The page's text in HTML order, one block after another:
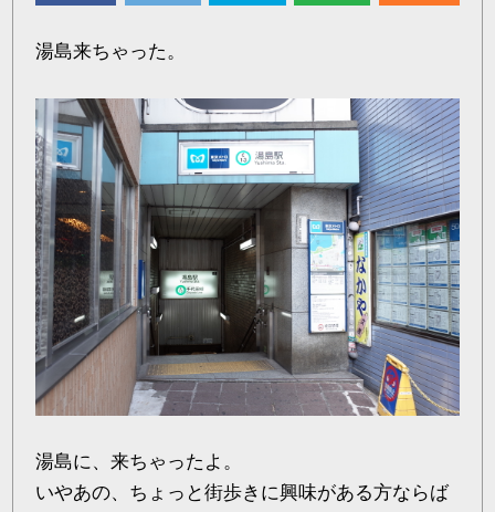
湯島来ちゃった。
湯島に、来ちゃったよ。
いやあの、ちょっと街歩きに興味がある方ならば